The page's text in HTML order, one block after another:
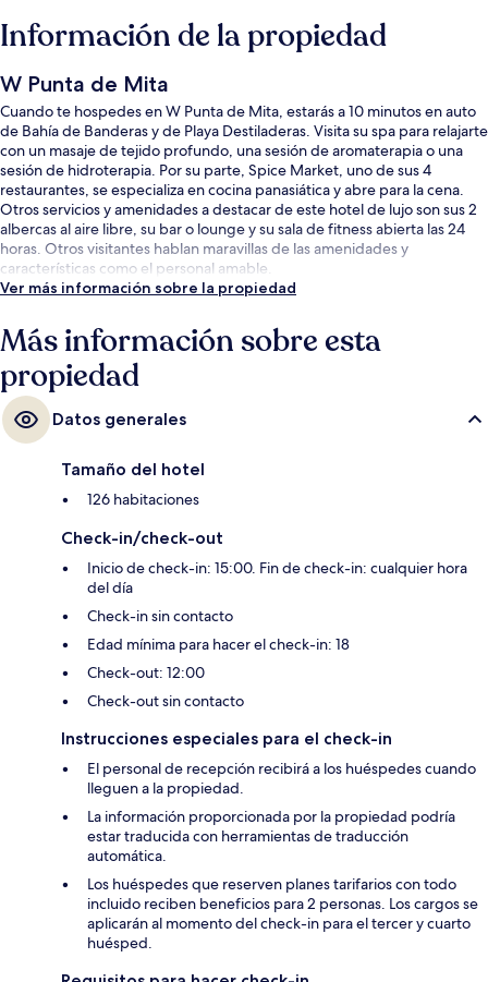
Información de la propiedad
W Punta de Mita
Cuando te hospedes en W Punta de Mita, estarás a 10 minutos en auto
de Bahía de Banderas y de Playa Destiladeras. Visita su spa para relajarte
con un masaje de tejido profundo, una sesión de aromaterapia o una
sesión de hidroterapia. Por su parte, Spice Market, uno de sus 4
restaurantes, se especializa en cocina panasiática y abre para la cena.
Otros servicios y amenidades a destacar de este hotel de lujo son sus 2
albercas al aire libre, su bar o lounge y su sala de fitness abierta las 24
horas. Otros visitantes hablan maravillas de las amenidades y
características como el personal amable.
Ver más información sobre la propiedad
Más información sobre esta
propiedad
Datos generales
Tamaño del hotel
126 habitaciones
Check-in/check-out
Inicio de check-in: 15:00. Fin de check-in: cualquier hora
del día
Check-in sin contacto
Edad mínima para hacer el check-in: 18
Check-out: 12:00
Check-out sin contacto
Instrucciones especiales para el check-in
El personal de recepción recibirá a los huéspedes cuando
lleguen a la propiedad.
La información proporcionada por la propiedad podría
estar traducida con herramientas de traducción
automática.
Los huéspedes que reserven planes tarifarios con todo
incluido reciben beneficios para 2 personas. Los cargos se
aplicarán al momento del check-in para el tercer y cuarto
huésped.